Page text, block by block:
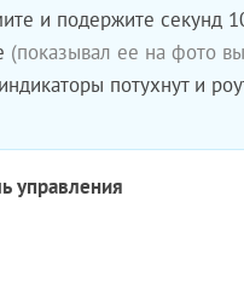
и подержите секунд
(показывал ее на фото
потухнут и
управления